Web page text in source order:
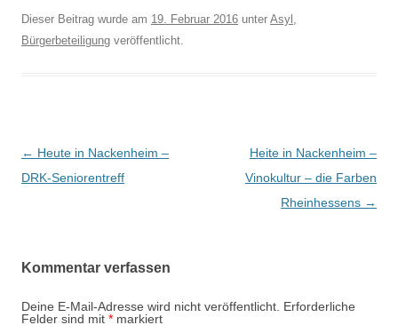
Dieser Beitrag wurde am 19. Februar 2016 unter Asyl ,
Bürgerbeteiligung veröffentlicht.
Beitrags-
Navigation
← Heute in Nackenheim –
DRK-Seniorentreff
Heite in Nackenheim –
Vinokultur – die Farben
Rheinhessens →
Kommentar verfassen
Deine E-Mail-Adresse wird nicht veröffentlicht. Erforderliche
Felder sind mit * markiert